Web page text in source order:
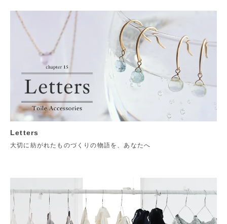
Letters
大切に紡がれたものづくりの物語を、あなたへ